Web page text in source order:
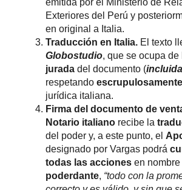
Exteriores del Perú y
en original a Italia.
Traducción en Italia. El texto
Globostudio, que se ocupa de
juradadel documento (
respetando escrupulosamente
jurídica italiana.
Firma del documento de
Notario italianorecibe la
del poder y, a este punto, el
designado por Vargas podrá
todas las accionesen nombre
poderdante, “todo con la